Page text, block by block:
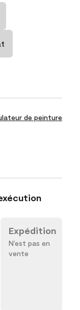
de peinture
Expédition
N’est pas en
vente